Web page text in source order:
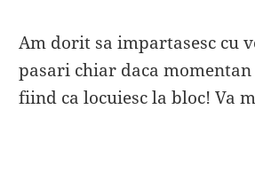
Am dorit sa impartasesc cu
pasari chiar daca
fiind ca locuiesc la bloc! Va